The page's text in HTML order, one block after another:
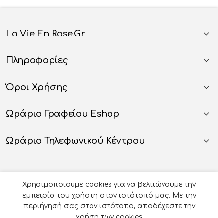
La Vie En Rose.gr
Πληροφορίες
Όροι Χρήσης
Ωράριο Γραφείου Eshop
Ωράριο Τηλεφωνικού Κέντρου
Χρησιμοποιούμε cookies για να βελτιώνουμε την
εμπειρία του χρήστη στον ιστότοπό μας. Με την
περιήγησή σας στον ιστότοπο, αποδέχεστε την